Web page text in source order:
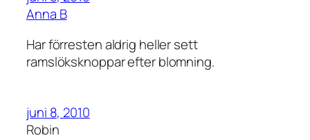
Anna B
Har förresten aldrig heller sett
ramslöksknoppar efter blomning.
juni 8, 2010
Robin